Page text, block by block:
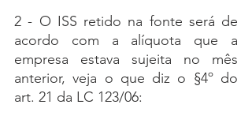
2 - O ISS retido na fonte será de
acordo com a alíquota que a
empresa estava sujeita no mês
anterior, veja o que diz o §4º do
art. 21 da LC 123/06: